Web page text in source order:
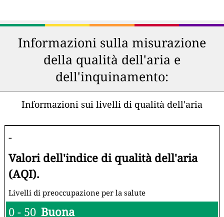
Informazioni sulla misurazione
della qualità dell'aria e
dell'inquinamento:
Informazioni sui livelli di qualità dell'aria
-
Valori dell'indice di qualità dell'aria
(AQI).
Livelli di preoccupazione per la salute
0 - 50 Buona